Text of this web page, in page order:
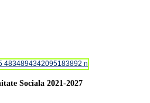
Sociala 2021-2027